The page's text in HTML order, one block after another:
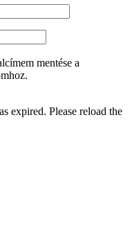
mentése a
expired. Please reload the